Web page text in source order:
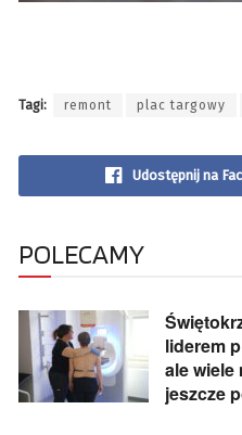
Tagi: remont plac targowy
Udostępnij na
POLECAMY
liderem
ale wiele
jeszcze